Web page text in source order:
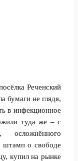
Реченский
бумаги не глядя,
в инфекционное
туда же – с
осложнённого
штамп о свободе
купил на рынке